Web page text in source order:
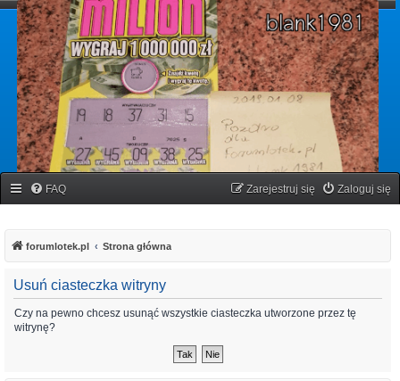
forumlotek.pl
Forum gier liczbowych
FAQ Zaloguj się
Zarejestruj się
forumlotek.pl Strona główna
Usuń ciasteczka witryny
Czy na pewno chcesz usunąć wszystkie ciasteczka utworzone przez tę
witrynę?